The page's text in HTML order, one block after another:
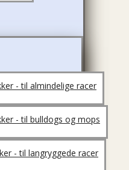
- til almindelige racer
- til bulldogs og mops
- til langryggede racer